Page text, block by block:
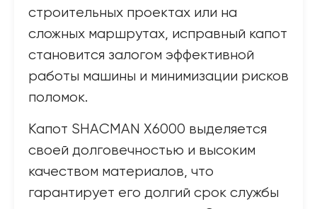
строительных проектах или на
сложных маршрутах, исправный капот
становится залогом эффективной
работы машины и минимизации рисков
поломок.
Капот SHACMAN X6000 выделяется
своей долговечностью и высоким
качеством материалов, что
гарантирует его долгий срок службы